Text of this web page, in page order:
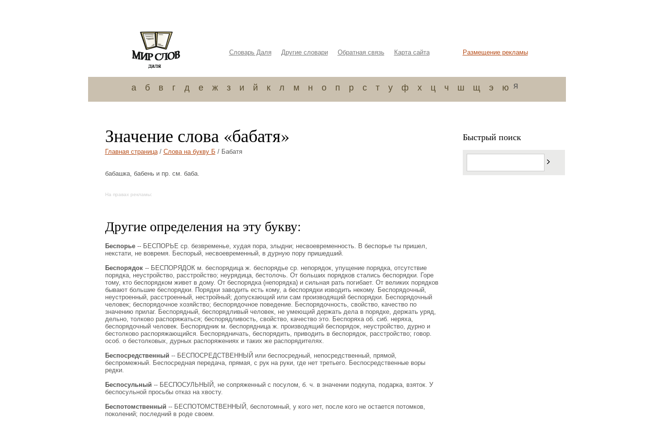
Словарь Даля Другие словари Обратная связь Карта сайта Размещение рекламы
а б в г д е ж з и й к л м н о п р с т у ф х ц ч ш щ э ю я
Значение слова «бабатя»
Главная страница/ Слова на букву Б / Бабатя
бабашка, бабень и пр. см. баба.
На правах рекламы:
Другие определения на эту букву:
Беспорье-- БЕСПОРЬЕ ср. безвременье, худая пора, злыдни; несвоевременность. В беспорье ты пришел,
некстати, не вовремя. Беспорый, несвоевременный, в дурную пору пришедший.
Беспорядок-- БЕСПОРЯДОК м. беспорядица ж. беспорядье ср. непорядок, упущение порядка, отсутствие
порядка, неустройство, расстройство; неурядица, бестолочь. От больших порядков стались беспорядки. Горе
тому, кто беспорядком живет в дому. От беспорядка (непорядка) и сильная рать погибает. От великих порядков
бывают большие беспорядки. Порядки заводить есть кому, а беспорядки изводить некому. Беспорядочный,
неустроенный, расстроенный, нестройный; допускающий или сам производящий беспорядки. Беспорядочный
человек; беспорядочное хозяйство; беспорядочное поведение. Беспорядочность, свойство, качество по
значению прилаг. Беспорядный, беспорядливый человек, не умеющий держать дела в порядке, держать уряд,
дельно, толково распоряжаться; беспорядливость, свойство, качество это. Беспоряха об. сиб. неряха,
беспорядочный человек. Беспорядник м. беспорядница ж. производящий беспорядок, неустройство, дурно и
бестолково распоряжающийся. Беспорядничать, беспорядить, приводить в беспорядок, расстройство; говор.
особ. о бестолковых, дурных распоряжениях и таких же распорядителях.
Беспосредственный -- БЕСПОСРЕДСТВЕННЫЙ или беспосредный, непосредственный, прямой,
беспромежный. Беспосредная передача, прямая, с рук на руки, где нет третьего. Беспосредственные воры
редки.
Беспосульный -- БЕСПОСУЛЬНЫЙ, не сопряженный с посулом, б. ч. в значении подкупа, подарка, взяток. У
беспосульной просьбы отказ на хвосту.
Беспотомственный -- БЕСПОТОМСТВЕННЫЙ, беспотомный, у кого нет, после кого не остается потомков,
поколений; последний в роде своем.
Быстрый поиск